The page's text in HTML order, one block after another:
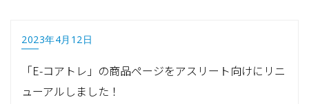
2023年4月12日
「E-コアトレ」の商品ページをアスリート向けにリニ
ューアルしました！